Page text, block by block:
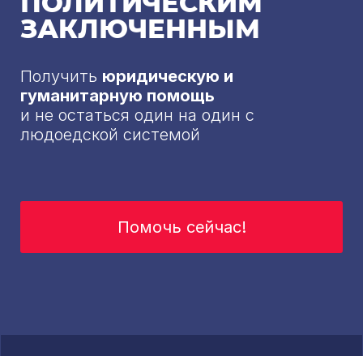
ЗАКЛЮЧЕННЫМ
Получить юридическую и
гуманитарную помощь
и не остаться один на один с
людоедской системой
Помочь сейчас!